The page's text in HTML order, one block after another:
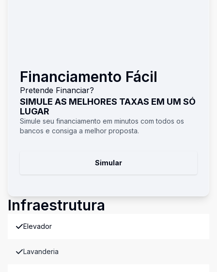
Financiamento Fácil
Pretende Financiar?
SIMULE AS MELHORES TAXAS EM UM SÓ
LUGAR
Simule seu financiamento em minutos com todos os
bancos e consiga a melhor proposta.
Simular
Infraestrutura
Elevador
Lavanderia